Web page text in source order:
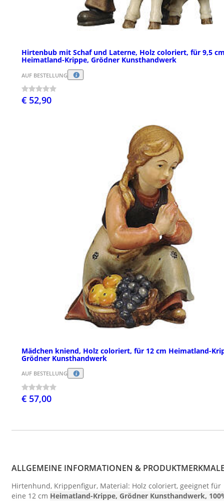
Hirtenbub mit Schaf und Laterne, Holz coloriert, für 9,5
Heimatland-Krippe, Grödner Kunsthandwerk
AUF BESTELLUNG
€ 52,90
Mädchen kniend, Holz coloriert, für 12 cm Heimatland-
Grödner Kunsthandwerk
AUF BESTELLUNG
€ 57,00
ALLGEMEINE INFORMATIONEN &
Hirtenhund, Krippenfigur, Material: Holz coloriert, geeignet für
eine 12 cm Heimatland-Krippe, Grödner Kunsthandwerk,